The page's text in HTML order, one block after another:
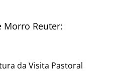
Morro Reuter:
da Visita Pastoral